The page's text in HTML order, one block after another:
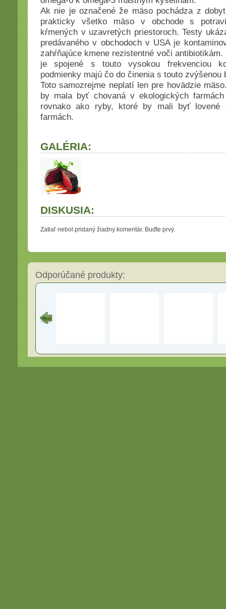
Ak nie je označené že mäso pochádza z
prakticky všetko mäso v obchode s
kŕmených v uzavretých priestoroch. Testy
predávaného v obchodoch v USA je
zahŕňajúce kmene rezistentné voči
je spojené s touto vysokou frekvenciou
podmienky majú čo do činenia s touto zvýšenou
Toto samozrejme neplatí len pre hovädzie
by mala byť chovaná v ekologických
rovnako ako ryby, ktoré by mali byť lovené
farmách.
GALÉRIA:
DISKUSIA:
Zatiaľ nebol pridaný žiadny komentár. Buďte prvý.
Odporúčané produkty: